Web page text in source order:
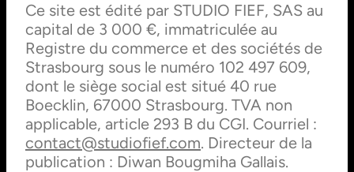
Ce site est édité par STUDIO FIEF, SAS au
capital de 3 000 €, immatriculée au
Registre du commerce et des sociétés de
Strasbourg sous le numéro 102 497 609,
dont le siège social est situé 40 rue
Boecklin, 67000 Strasbourg. TVA non
applicable, article 293 B du CGI. Courriel :
contact@studiofief.com. Directeur de la
publication : Diwan Bougmiha Gallais.